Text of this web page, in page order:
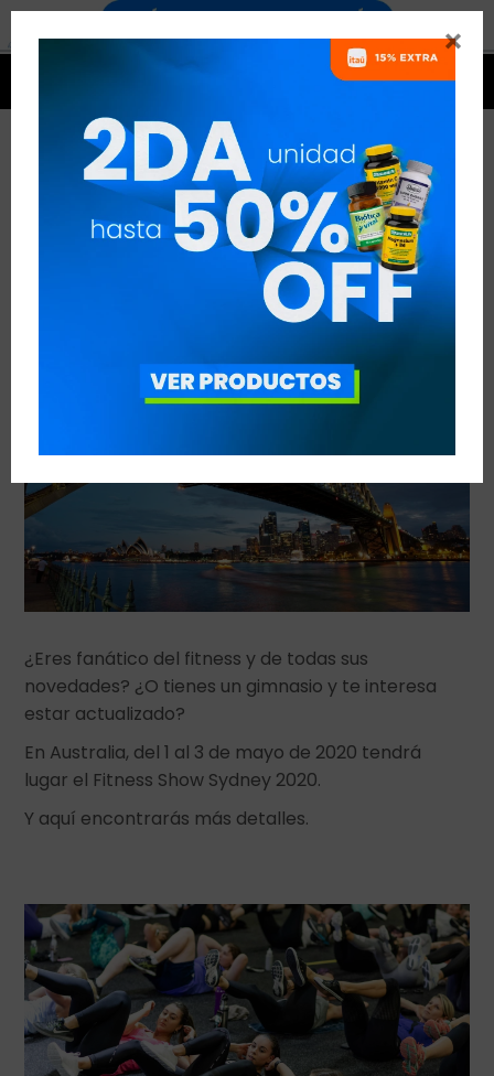

FITNESS SHOW SYDNEY 2020
VER TODAS LAS ENTRADAS
Noticias
¿Eres fanático del fitness y de todas sus
novedades? ¿O tienes un gimnasio y te interesa
estar actualizado?
En Australia, del 1 al 3 de mayo de 2020 tendrá
lugar el Fitness Show Sydney 2020.
Y aquí encontrarás más detalles.